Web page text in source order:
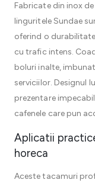
Fabricate din inox
linguritele Sundae
oferind o
cu trafic intens.
boluri inalte,
serviciilor. Designul
prezentare
cafenele care pun
Aplicatii
horeca
Aceste tacamuri